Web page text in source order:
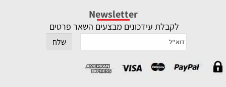
Newsletter
לקבלת עידכונים מבצעים השאר פרטים